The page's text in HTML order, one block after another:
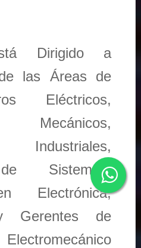
Dirigido a
las Áreas de
Eléctricos,
Mecánicos,
Sistemas,
Electrónica,
Gerentes de